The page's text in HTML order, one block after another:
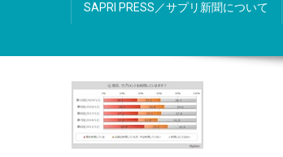
SAPRI PRESS／サプリ新聞について